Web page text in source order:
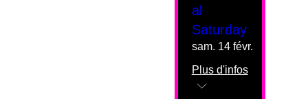
al
Saturday
sam. 14 févr.
Plus d'infos